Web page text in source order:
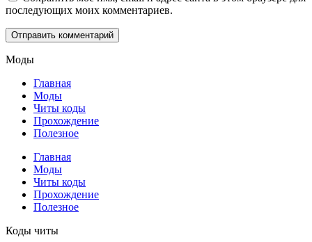
последующих моих комментариев.
Моды
Главная
Моды
Читы коды
Прохождение
Полезное
Главная
Моды
Читы коды
Прохождение
Полезное
Коды читы